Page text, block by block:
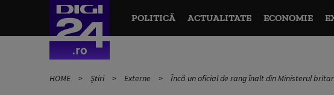
POLITICĂ ACTUALITATE ECONOMIE
HOME Știri Externe Încă un oficial de rang înalt din Ministerul